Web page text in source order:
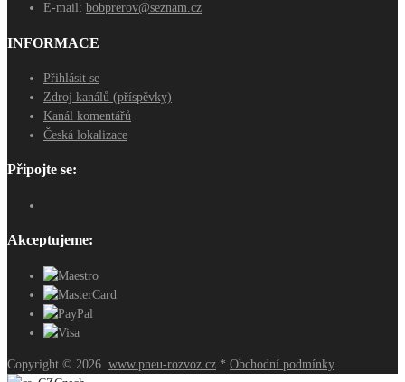
E-mail: bobprerov@seznam.cz
INFORMACE
Přihlásit se
Zdroj kanálů (příspěvky)
Kanál komentářů
Česká lokalizace
Připojte se:
Akceptujeme:
Copyright © 2026 www.pneu-rozvoz.cz * Obchodní podmínky